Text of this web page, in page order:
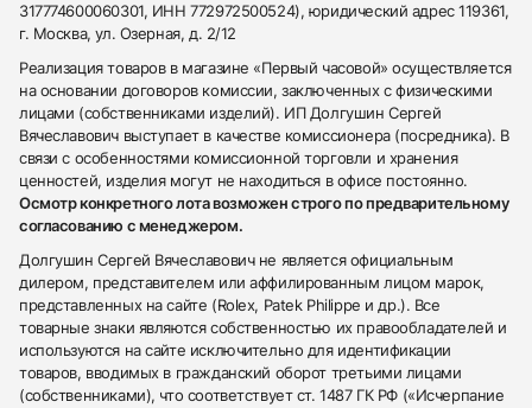
317774600060301, ИНН 772972500524), юридический адрес 119361,
г. Москва, ул. Озерная, д. 2/12
Реализация товаров в магазине «Первый часовой» осуществляется
на основании договоров комиссии, заключенных с физическими
лицами (собственниками изделий). ИП Долгушин Сергей
Вячеславович выступает в качестве комиссионера (посредника). В
связи с особенностями комиссионной торговли и хранения
ценностей, изделия могут не находиться в офисе постоянно.
Осмотр конкретного лота возможен строго по предварительному
согласованию с менеджером.
Долгушин Сергей Вячеславович не является официальным
дилером, представителем или аффилированным лицом марок,
представленных на сайте (Rolex, Patek Philippe и др.). Все
товарные знаки являются собственностью их правообладателей и
используются на сайте исключительно для идентификации
товаров, вводимых в гражданский оборот третьими лицами
(собственниками), что соответствует ст. 1487 ГК РФ («Исчерпание